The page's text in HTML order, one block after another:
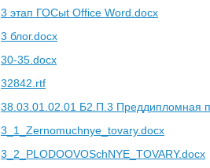
3 этап ГОСыt Office Word.docx
3 блог.docx
30-35.docx
32842.rtf
38.03.01.02.01 Б2.П.3 Преддипломная
3_1_Zernomuchnye_tovary.docx
3_2_PLODOOVOSchNYE_TOVARY.docx